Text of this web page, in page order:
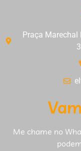
Praça Marechal
Me chame no